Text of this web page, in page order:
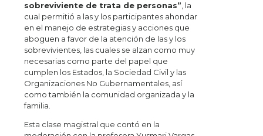
sobreviviente de trata de personas” , la
cual permitió a las y los participantes ahondar
en el manejo de estrategias y acciones que
aboguen a favor de la atención de las y los
sobrevivientes, las cuales se alzan como muy
necesarias como parte del papel que
cumplen los Estados, la Sociedad Civil y las
Organizaciones No Gubernamentales, así
como también la comunidad organizada y la
familia.
Esta clase magistral que contó en la